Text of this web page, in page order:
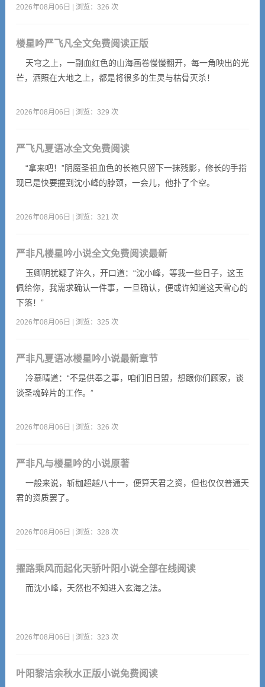
2026年08月06日 | 浏览：326 次
楼星吟严飞凡全文免费阅读正版
天穹之上，一副血红色的山海画卷慢慢翻开，每一角映出的光
芒，洒照在大地之上，都是将很多的生灵与枯骨灭杀！
2026年08月06日 | 浏览：329 次
严飞凡夏语冰全文免费阅读
“拿来吧！”阴魔圣祖血色的长袍只留下一抹残影，修长的手指
现已是快要握到沈小峰的脖颈，一会儿，他扑了个空。
2026年08月06日 | 浏览：321 次
严非凡楼星吟小说全文免费阅读最新
玉卿阴犹疑了许久，开口道：“沈小峰，等我一些日子，这玉
佩给你，我需求确认一件事，一旦确认，便或许知道这天雪心的
下落！”
2026年08月06日 | 浏览：325 次
严非凡夏语冰楼星吟小说最新章节
冷慕晴道：“不是供奉之事，咱们旧日盟，想跟你们顾家，谈
谈圣魂碎片的工作。”
2026年08月06日 | 浏览：326 次
严非凡与楼星吟的小说原著
一般来说，斩枷超越八十一，便算天君之资，但也仅仅普通天
君的资质罢了。
2026年08月06日 | 浏览：328 次
擢路乘风而起化天骄叶阳小说全部在线阅读
而沈小峰，天然也不知进入玄海之法。
2026年08月06日 | 浏览：323 次
叶阳黎洁余秋水正版小说免费阅读